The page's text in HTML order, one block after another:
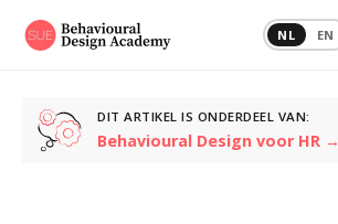
NL EN
DIT ARTIKEL IS ONDERDEEL VAN:
Behavioural Design voor HR →